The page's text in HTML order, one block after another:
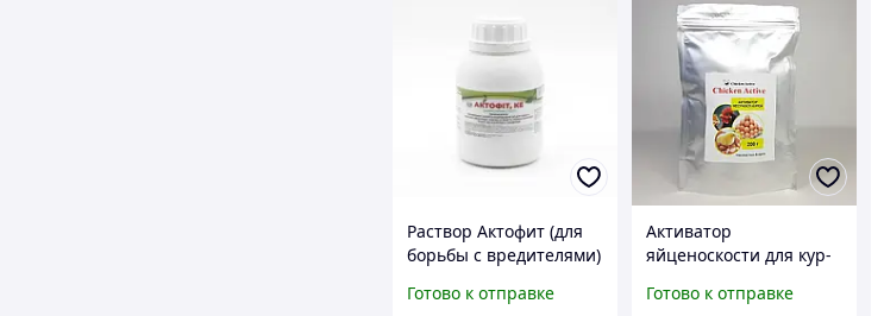
Раствор Актофит (для
борьбы с вредителями)
инсектицидное
Готово к отправке
Активатор
яйценоскости для кур-
200 г (X-2598)
Готово к отправке